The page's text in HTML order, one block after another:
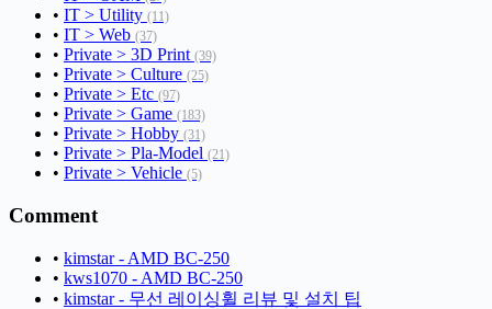
• IT > Utility (11)
• IT > Web (37)
• Private > 3D Print (39)
• Private > Culture (25)
• Private > Etc (97)
• Private > Game (183)
• Private > Hobby (31)
• Private > Pla-Model (21)
• Private > Vehicle (5)
Comment
• kimstar - AMD BC-250
• kws1070 - AMD BC-250
• kimstar - 무선 레이싱휠 리뷰 및 설치 팁